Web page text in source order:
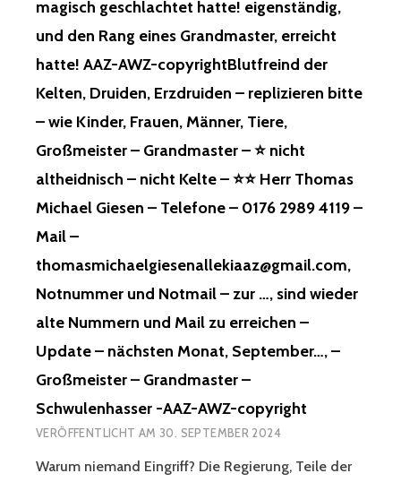
magisch geschlachtet hatte! eigenständig,
und den Rang eines Grandmaster, erreicht
hatte! AAZ-AWZ-copyrightBlutfreind der
Kelten, Druiden, Erzdruiden – replizieren bitte
– wie Kinder, Frauen, Männer, Tiere,
Großmeister – Grandmaster – ⭐ nicht
altheidnisch – nicht Kelte – ⭐⭐ Herr Thomas
Michael Giesen – Telefone – 0176 2989 4119 –
Mail –
thomasmichaelgiesenallekiaaz@gmail.com,
Notnummer und Notmail – zur …, sind wieder
alte Nummern und Mail zu erreichen –
Update – nächsten Monat, September…, –
Großmeister – Grandmaster –
Schwulenhasser -AAZ-AWZ-copyright
VERÖFFENTLICHT AM 30. SEPTEMBER 2024
Warum niemand Eingriff? Die Regierung, Teile der